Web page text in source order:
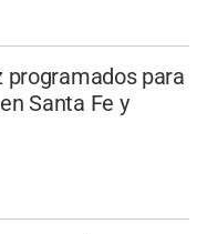
programados para
Santa Fe y